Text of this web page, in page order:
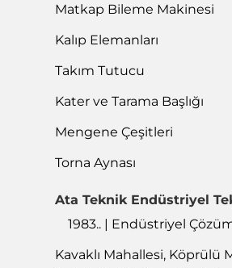
Matkap Bileme Makinesi
Kalıp Elemanları
Takım Tutucu
Kater ve Tarama Başlığı
Mengene Çeşitleri
Torna Aynası
Ata Teknik Endüstriyel
1983.. | Endüstriyel
Kavaklı Mahallesi, Köprülü